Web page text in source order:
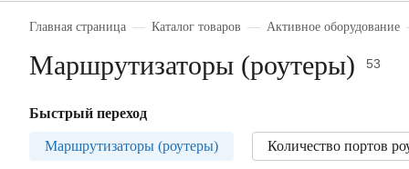
Главная страница Каталог товаров Активное оборудование
Маршрутизаторы (роутеры) 53
Быстрый переход
Маршрутизаторы (роутеры) Количество портов